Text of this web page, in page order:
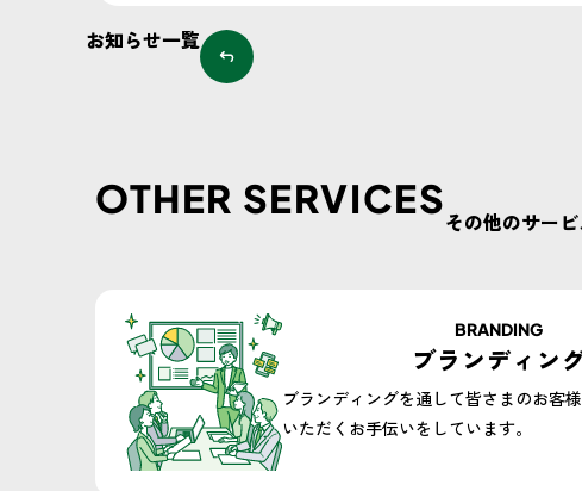
お知らせ一覧
OTHER SERVICESその他のサー
BRANDING
ブランディン
ブランディングを通して皆さまのお客
いただくお手伝いをしています。